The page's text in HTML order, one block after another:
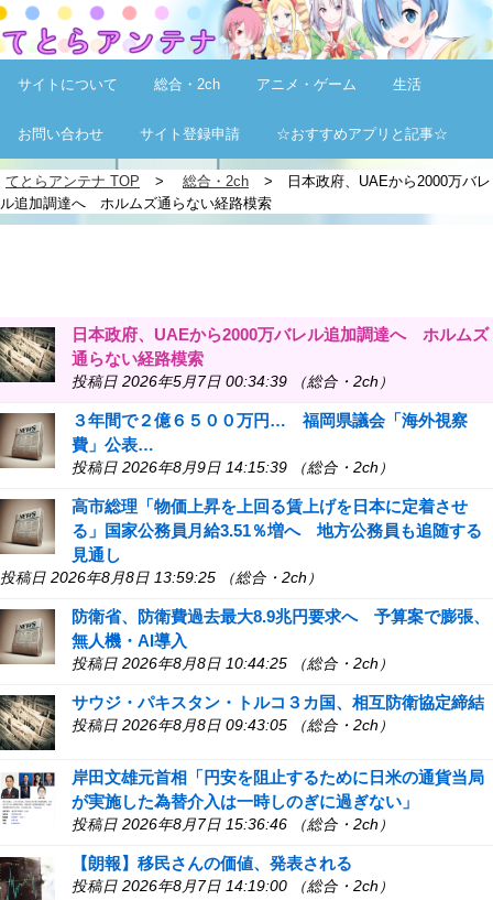
サイトについて 総合・2ch アニメ・ゲーム 生活
お問い合わせ サイト登録申請 ☆おすすめアプリと記事☆
てとらアンテナ TOP 総合・2ch
日本政府、UAEから2000万バレ
ル追加調達へ ホルムズ通らない経路模索
日本政府、UAEから2000万バレル追加調達へ ホルムズ
通らない経路模索
投稿日 2026年5月7日 00:34:39 （総合・2ch）
３年間で２億６５００万円… 福岡県議会「海外視察
費」公表…
投稿日 2026年8月9日 14:15:39 （総合・2ch）
高市総理「物価上昇を上回る賃上げを日本に定着させ
る」国家公務員月給3.51％増へ 地方公務員も追随する
見通し
投稿日 2026年8月8日 13:59:25 （総合・2ch）
防衛省、防衛費過去最大8.9兆円要求へ 予算案で膨張、
無人機・AI導入
投稿日 2026年8月8日 10:44:25 （総合・2ch）
サウジ・パキスタン・トルコ３カ国、相互防衛協定締結
投稿日 2026年8月8日 09:43:05 （総合・2ch）
岸田文雄元首相「円安を阻止するために日米の通貨当局
が実施した為替介入は一時しのぎに過ぎない」
投稿日 2026年8月7日 15:36:46 （総合・2ch）
【朗報】移民さんの価値、発表される
投稿日 2026年8月7日 14:19:00 （総合・2ch）